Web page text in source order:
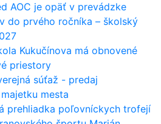
AOC je opäť v prevádzke
do prvého ročníka – školský
Kukučínova má obnovené
priestory
súťaž - predaj
mesta
prehliadka poľovníckych trofejí